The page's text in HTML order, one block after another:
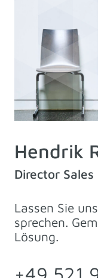
Hendrik
Director
Lassen Sie
sprechen.
Lösung.